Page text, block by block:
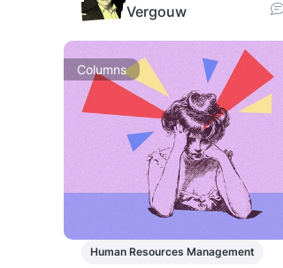
Vergouw
Columns
Human Resources Management